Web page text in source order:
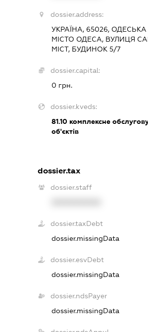
dossier.address:
УКРАЇНА, 65026,
МІСТО ОДЕСА, ВУЛИЦЯ
МІСТ, БУДИНОК 5/7
dossier.capital:
0 грн.
dossier.kveds:
81.10 комплексне
об'єктів
dossier.tax
dossier.staff
dossier.taxDebt
dossier.missingData
dossier.esvDebt
dossier.missingData
dossier.ndsPayer
dossier.missingData